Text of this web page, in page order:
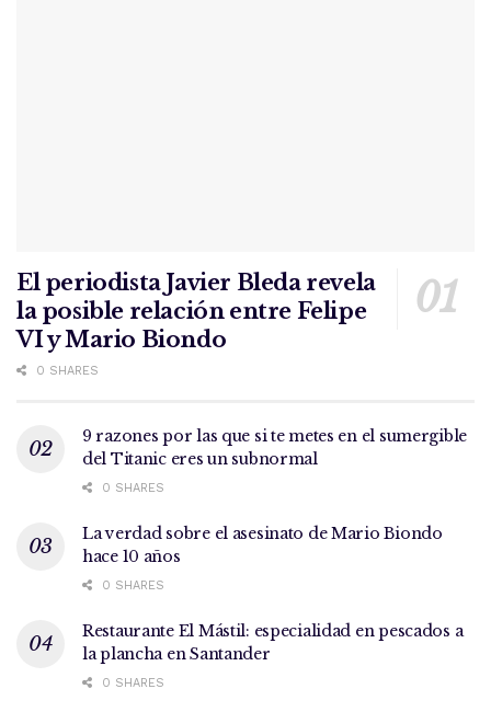
El periodista Javier Bleda revela
la posible relación entre Felipe
VI y Mario Biondo
0 SHARES
9 razones por las que si te metes en el sumergible
del Titanic eres un subnormal
0 SHARES
La verdad sobre el asesinato de Mario Biondo
hace 10 años
0 SHARES
Restaurante El Mástil: especialidad en pescados a
la plancha en Santander
0 SHARES